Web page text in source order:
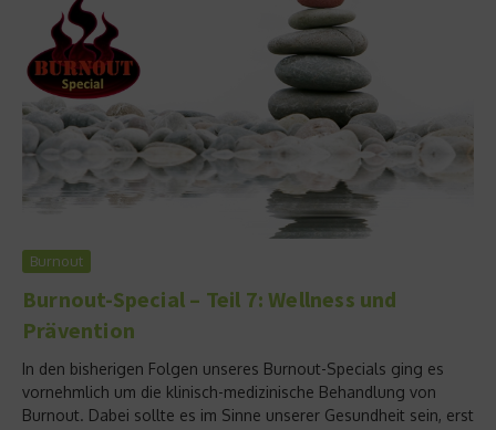
Burnout
Burnout-Special – Teil 7: Wellness und
Prävention
In den bisherigen Folgen unseres Burnout-Specials ging es
vornehmlich um die klinisch-medizinische Behandlung von
Burnout. Dabei sollte es im Sinne unserer Gesundheit sein, erst